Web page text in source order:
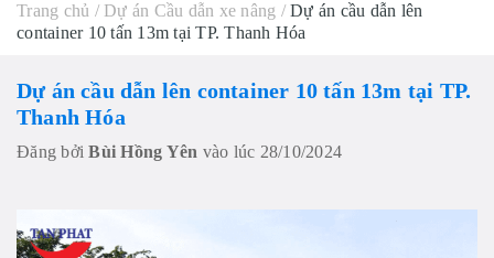
Trang chủ / Dự án Cầu dẫn xe nâng / Dự án cầu dẫn lên
container 10 tấn 13m tại TP. Thanh Hóa
Dự án cầu dẫn lên container 10 tấn 13m tại TP.
Thanh Hóa
Đăng bởiBùi Hồng Yên vào lúc 28/10/2024